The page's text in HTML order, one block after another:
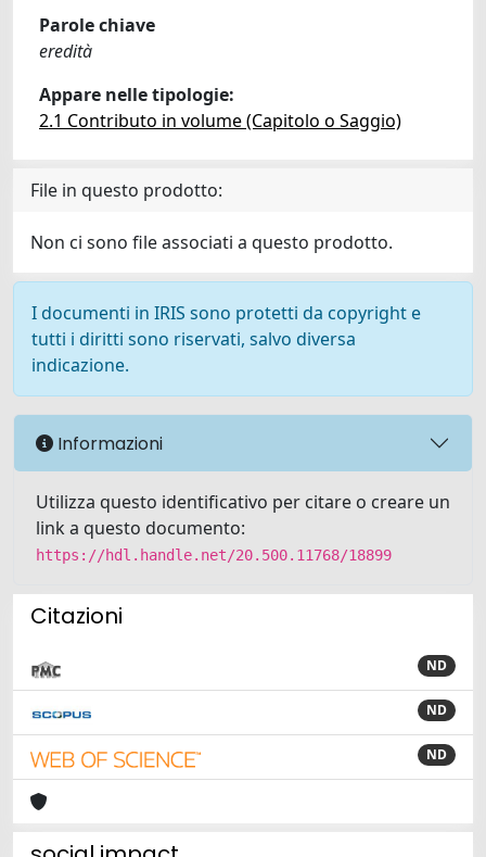
Parole chiave
eredità
Appare nelle tipologie:
2.1 Contributo in volume (Capitolo o Saggio)
File in questo prodotto:
Non ci sono file associati a questo prodotto.
I documenti in IRIS sono protetti da copyright e
tutti i diritti sono riservati, salvo diversa
indicazione.
Informazioni
Utilizza questo identificativo per citare o creare un
link a questo documento:
https://hdl.handle.net/20.500.11768/18899
Citazioni
ND
ND
ND